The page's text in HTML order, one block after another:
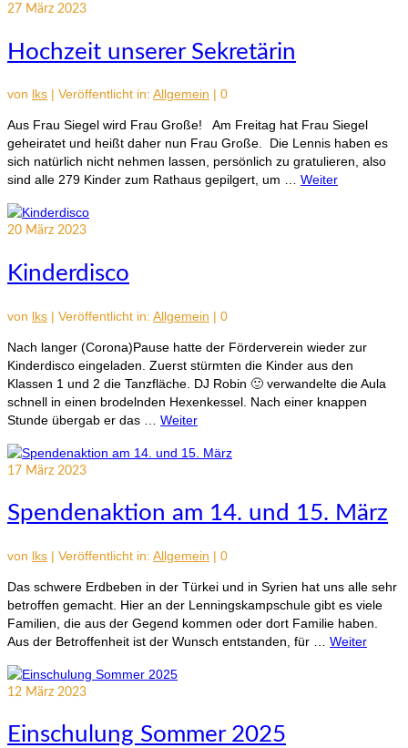
27 März 2023
Hochzeit unserer Sekretärin
von lks | Veröffentlicht in: Allgemein | 0
Aus Frau Siegel wird Frau Große! Am Freitag hat Frau Siegel
geheiratet und heißt daher nun Frau Große. Die Lennis haben es
sich natürlich nicht nehmen lassen, persönlich zu gratulieren, also
sind alle 279 Kinder zum Rathaus gepilgert, um … Weiter
20 März 2023
Kinderdisco
von lks | Veröffentlicht in: Allgemein | 0
Nach langer (Corona)Pause hatte der Förderverein wieder zur
Kinderdisco eingeladen. Zuerst stürmten die Kinder aus den
Klassen 1 und 2 die Tanzfläche. DJ Robin 🙂 verwandelte die Aula
schnell in einen brodelnden Hexenkessel. Nach einer knappen
Stunde übergab er das … Weiter
17 März 2023
Spendenaktion am 14. und 15. März
von lks | Veröffentlicht in: Allgemein | 0
Das schwere Erdbeben in der Türkei und in Syrien hat uns alle sehr
betroffen gemacht. Hier an der Lenningskampschule gibt es viele
Familien, die aus der Gegend kommen oder dort Familie haben.
Aus der Betroffenheit ist der Wunsch entstanden, für … Weiter
12 März 2023
Einschulung Sommer 2025